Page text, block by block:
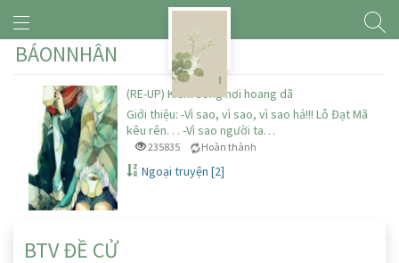
BÁONNHÂN
(RE-UP) Kiếm sống nơi hoang dã
Giới thiệu: -Vì sao, vì sao, vì sao hả!!! Lỗ Đạt Mã
kêu rên. . . -Vì sao người ta…
235835 Hoàn thành
Ngoại truyện [2]
BTV ĐỀ CỬ